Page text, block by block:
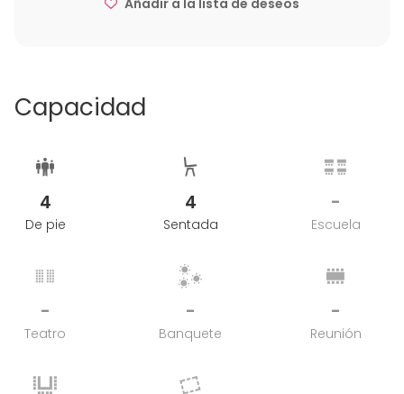
Añadir a la lista de deseos
Capacidad
4
De pie
4
Sentada
-
Escuela
-
Teatro
-
Banquete
-
Reunión